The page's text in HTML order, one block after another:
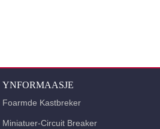
YNFORMAASJE
Foarmde Kastbreker
Miniatuer-Circuit Breaker